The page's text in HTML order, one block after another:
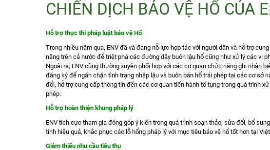
CHIẾN DỊCH BẢO VỆ HỔ CỦA
Hỗ trợ thực thi pháp luật bảo vệ Hổ
Trong nhiều năm qua, ENV đã và đang nỗ lực hợp tác với người dân và hỗ trợ
năng trên cả nước để triệt phá các đường dây buôn lậu hổ cũng như xử lý các vi
Ngoài ra, ENV cũng thường xuyên phối hợp với các cơ quan chức năng ghi nhận
đăng ký để ngăn chặn tình trạng nhập lậu và buôn bán hổ trái phép tại các cơ sở
đổi, hỗ trợ cung cấp thông tin đến các cơ quan tiến hành tố tụng trong quá trình
phép.
Hỗ trợ hoàn thiện khung pháp lý
ENV tích cực tham gia đóng góp ý kiến trong quá trình soạn thảo, sửa đổi, bổ
tính hiệu quả, khắc phục các lỗ hổng pháp lý với mục tiêu bảo vệ hổ tốt hơn tại
Giảm thiểu nhu cầu tiêu thụ